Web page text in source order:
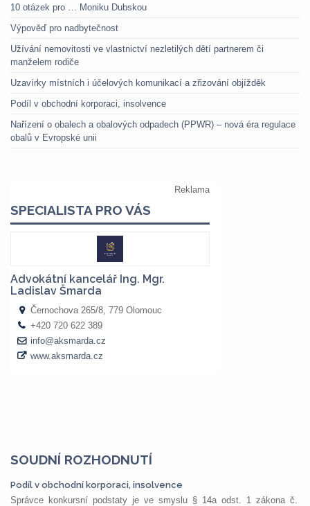
10 otázek pro … Moniku Dubskou
Výpověď pro nadbytečnost
Užívání nemovitosti ve vlastnictví nezletilých dětí partnerem či
manželem rodiče
Uzavírky místních i účelových komunikací a zřizování objížděk
Podíl v obchodní korporaci, insolvence
Nařízení o obalech a obalových odpadech (PPWR) – nová éra regulace
obalů v Evropské unii
SOUDNÍ ROZHODNUTÍ
Podíl v obchodní korporaci, insolvence
Správce konkursní podstaty je ve smyslu § 14a odst. 1 zákona č.